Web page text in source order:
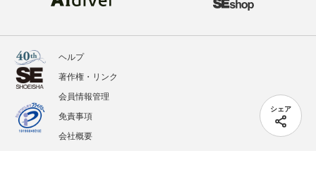
シェア
ヘルプ
著作権・リンク
会員情報管理
免責事項
会社概要